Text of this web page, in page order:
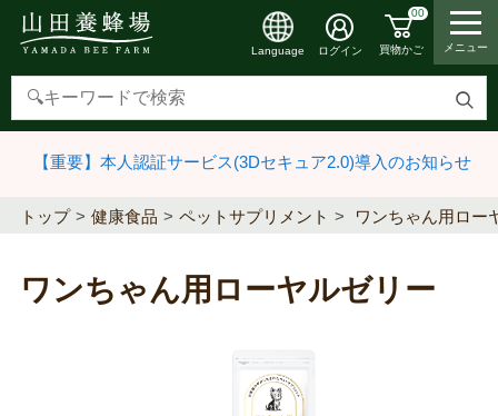
検
す
Language ログイン
00
買物かご メニュー
【重要】本人認証サービス(3Dセキュア2.0)導入のお知らせ
トップ 健康食品 ペットサプリメント ワンちゃん用ロー
ワンちゃん用ローヤルゼリー